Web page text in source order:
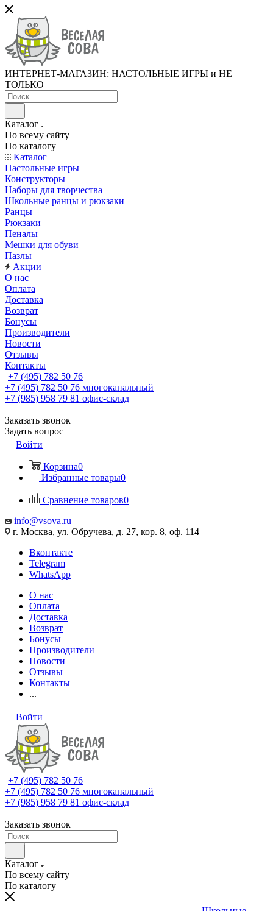
ИНТЕРНЕТ-МАГАЗИН: НАСТОЛЬНЫЕ ИГРЫ и НЕ
ТОЛЬКО
Каталог
По всему сайту
По каталогу
Каталог
Настольные игры
Конструкторы
Наборы для творчества
Школьные ранцы и рюкзаки
Ранцы
Рюкзаки
Пеналы
Мешки для обуви
Пазлы
Акции
О нас
Оплата
Доставка
Возврат
Бонусы
Производители
Новости
Отзывы
Контакты
+7 (495) 782 50 76
+7 (495) 782 50 76 многоканальный
+7 (985) 958 79 81 офис-склад
Заказать звонок
Задать вопрос
Войти
Корзина0
Избранные товары0
Сравнение товаров0
info@vsova.ru
г. Москва, ул. Обручева, д. 27, кор. 8, оф. 114
Вконтакте
Telegram
WhatsApp
О нас
Оплата
Доставка
Возврат
Бонусы
Производители
Новости
Отзывы
Контакты
...
Войти
+7 (495) 782 50 76
+7 (495) 782 50 76 многоканальный
+7 (985) 958 79 81 офис-склад
Заказать звонок
Каталог
По всему сайту
По каталогу